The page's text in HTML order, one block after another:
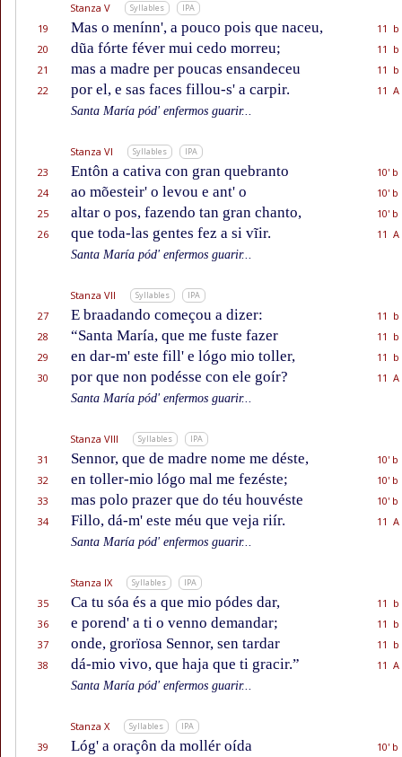
Stanza V Syllables IPA
19 Mas o menínn', a pouco pois que naceu,
11 b
20
dũa fórte féver mui cedo morreu;
11 b
21
mas a madre per poucas ensandeceu
11 b
22
por el, e sas faces fillou-s' a carpir.
11 A
Santa María pód' enfermos guarir...
Stanza VI Syllables IPA
23 Entôn a cativa con gran quebranto
10' b
24
ao mõesteir' o levou e ant' o
10' b
25
altar o pos, fazendo tan gran chanto,
10' b
26
que toda-las gentes fez a si vĩir.
11 A
Santa María pód' enfermos guarir...
Stanza VII Syllables IPA
27 E braadando começou a dizer:
11 b
28
“Santa María, que me fuste fazer
11 b
29
en dar-m' este fill' e lógo mio toller,
11 b
30
por que non podésse con ele goír?
11 A
Santa María pód' enfermos guarir...
Stanza VIII Syllables IPA
31 Sennor, que de madre nome me déste,
10' b
32
en toller-mio lógo mal me fezéste;
10' b
33
mas polo prazer que do téu houvéste
10' b
34
Fillo, dá-m' este méu que veja riír.
11 A
Santa María pód' enfermos guarir...
Stanza IX Syllables IPA
35 Ca tu sóa és a que mio pódes dar,
11 b
36
e porend' a ti o venno demandar;
11 b
37
onde, grorïosa Sennor, sen tardar
11 b
38
dá-mio vivo, que haja que ti gracir.”
11 A
Santa María pód' enfermos guarir...
Stanza X Syllables IPA
39 Lóg' a oraçôn da mollér oída
10' b